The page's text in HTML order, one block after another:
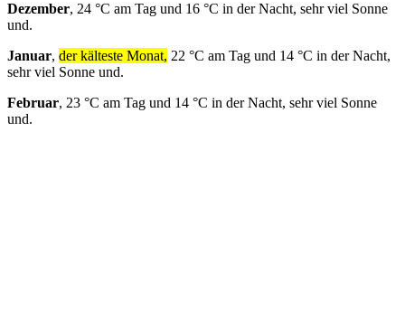
Dezember, 24 °C am Tag und 16 °C in der Nacht, sehr viel Sonne
und.
Januar, der kälteste Monat, 22 °C am Tag und 14 °C in der Nacht,
sehr viel Sonne und.
Februar, 23 °C am Tag und 14 °C in der Nacht, sehr viel Sonne
und.